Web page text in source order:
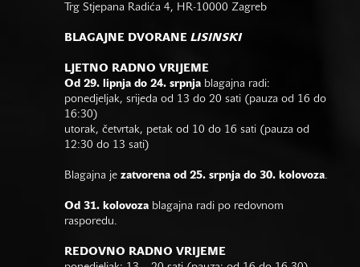
Trg Stjepana Radića 4, HR-10000 Zagreb
BLAGAJNE DVORANE LISINSKI
LJETNO RADNO VRIJEME
Od 29. lipnja do 24. srpnja blagajna radi:
ponedjeljak, srijeda od 13 do 20 sati (pauza od 16 do
16:30)
utorak, četvrtak, petak od 10 do 16 sati (pauza od
12:30 do 13 sati)
Blagajna je zatvorena od 25. srpnja do 30. kolovoza.
Od 31. kolovoza blagajna radi po redovnom
rasporedu.
REDOVNO RADNO VRIJEME